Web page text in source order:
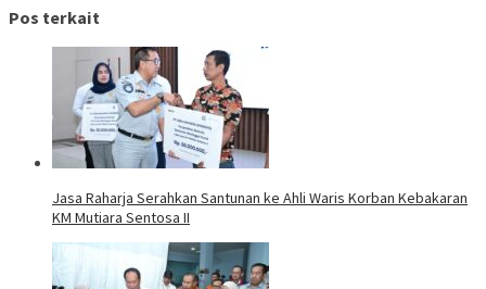
Pos terkait
Jasa Raharja Serahkan Santunan ke Ahli Waris Korban Kebakaran
KM Mutiara Sentosa II